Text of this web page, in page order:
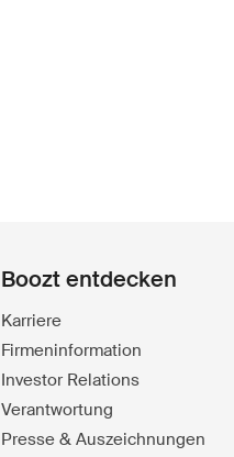
Boozt entdecken
Karriere
Firmeninformation
Investor Relations
Verantwortung
Presse & Auszeichnungen